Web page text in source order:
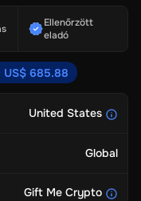
Ellenőrzött
eladó
US$ 685.88
United States
Global
Gift Me Crypto